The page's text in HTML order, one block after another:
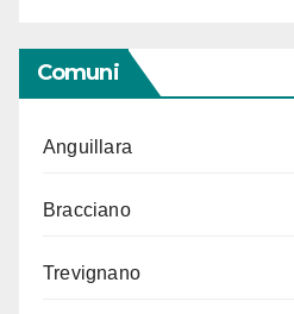
Comuni
Anguillara
Bracciano
Trevignano